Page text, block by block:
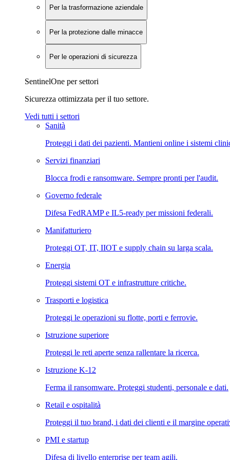
Per la trasformazione aziendale
Per la protezione dalle minacce
Per le operazioni di sicurezza
SentinelOne per settori
Sicurezza ottimizzata per il tuo settore.
Vedi tutti i settori
Sanità
Proteggi i dati dei pazienti. Mantieni online i sistemi
Servizi finanziari
Blocca frodi e ransomware. Sempre pronti per l'audit.
Governo federale
Difesa FedRAMP e IL5-ready per missioni federali.
Manifatturiero
Proteggi OT, IT, IIOT e supply chain su larga scala.
Energia
Proteggi sistemi OT e infrastrutture critiche.
Trasporti e logistica
Proteggi le operazioni su flotte, porti e ferrovie.
Istruzione superiore
Proteggi le reti aperte senza rallentare la ricerca.
Istruzione K-12
Ferma il ransomware. Proteggi studenti, personale e dati.
Retail e ospitalità
Proteggi il tuo brand, i dati dei clienti e il margine
PMI e startup
Difesa di livello enterprise per team agili.